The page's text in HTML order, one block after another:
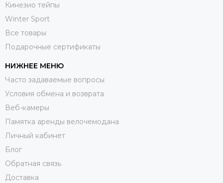
Кинезио тейпы
Winter Sport
Все товары
Подарочные сертификаты
НИЖНЕЕ МЕНЮ
Часто задаваемые вопросы
Условия обмена и возврата
Веб-камеры
Памятка аренды велочемодана
Личный кабинет
Блог
Обратная связь
Доставка